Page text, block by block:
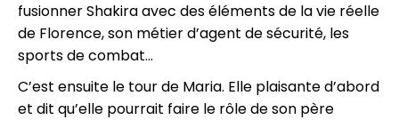
fusionner Shakira avec des éléments de la vie réelle
de Florence, son métier d’agent de sécurité, les
sports de combat...
C’est ensuite le tour de Maria. Elle plaisante d’abord
et dit qu’elle pourrait faire le rôle de son père